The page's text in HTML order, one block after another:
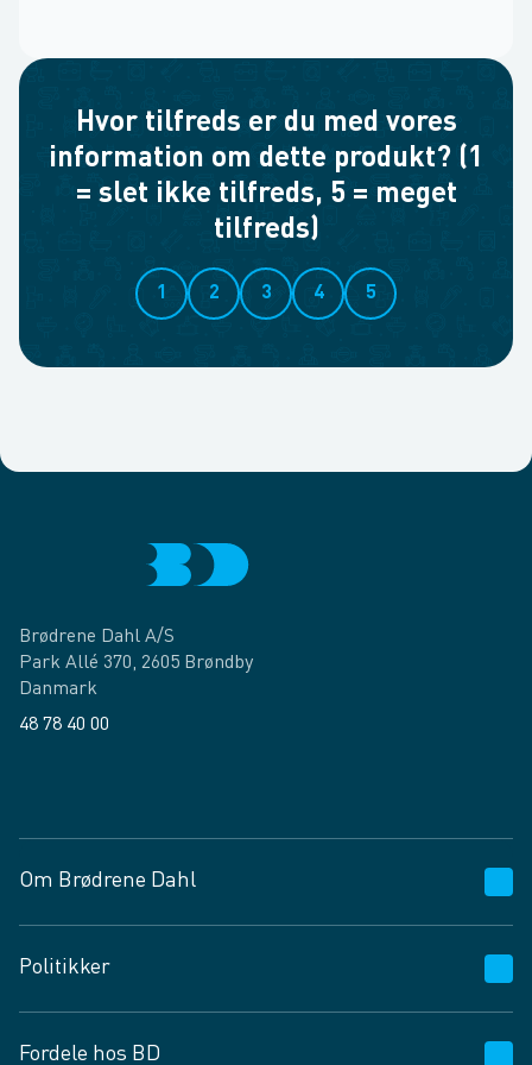
Hvor tilfreds er du med vores
information om dette produkt? (1
= slet ikke tilfreds, 5 = meget
tilfreds)
1 2 3 4 5
Brødrene Dahl A/S
Park Allé 370, 2605 Brøndby
Danmark
48 78 40 00
Om Brødrene Dahl
Vagttelefon 30 10 89 89
Spørgsmål og svar
Job og karriere
Politikker
Fordele hos BD